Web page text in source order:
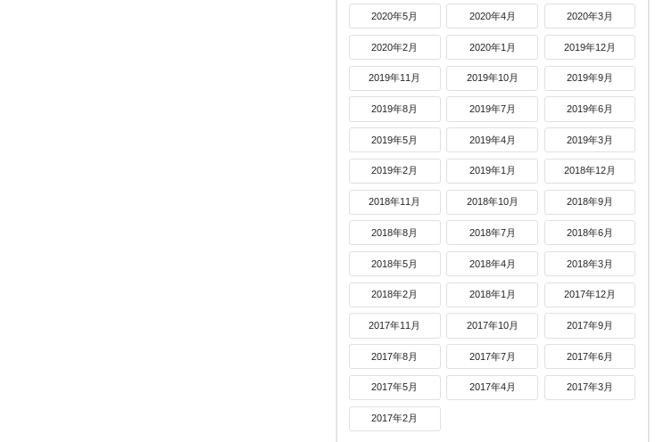
2020年5月 2020年4月 2020年3月
2020年2月 2020年1月 2019年12月
2019年11月 2019年10月 2019年9月
2019年8月 2019年7月 2019年6月
2019年5月 2019年4月 2019年3月
2019年2月 2019年1月 2018年12月
2018年11月 2018年10月 2018年9月
2018年8月 2018年7月 2018年6月
2018年5月 2018年4月 2018年3月
2018年2月 2018年1月 2017年12月
2017年11月 2017年10月 2017年9月
2017年8月 2017年7月 2017年6月
2017年5月 2017年4月 2017年3月
2017年2月